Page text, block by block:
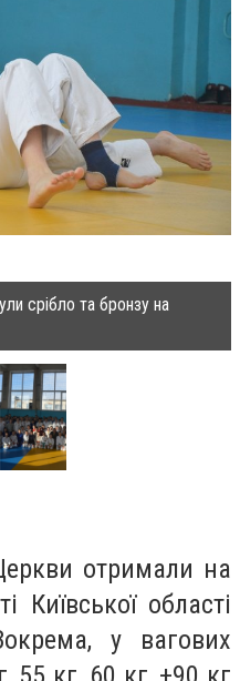
срібло та бронзу на
отримали на
Київської області
у вагових